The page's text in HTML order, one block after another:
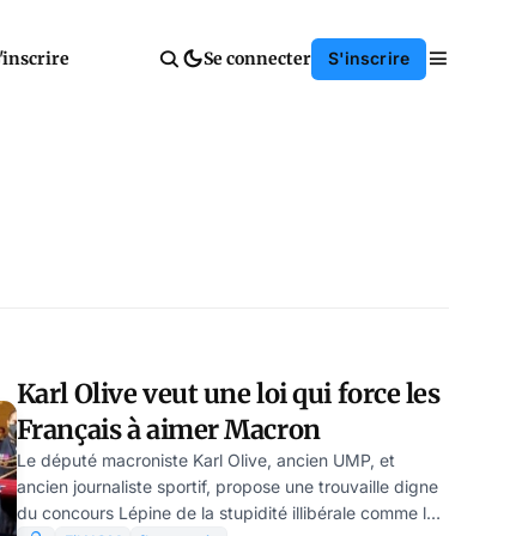
Se connecter S'inscrire
Karl Olive veut une loi qui force les
Français à aimer Macron
Le député macroniste Karl Olive, ancien UMP, et
ancien journaliste sportif, propose une trouvaille digne
du concours Lépine de la stupidité illibérale comme le